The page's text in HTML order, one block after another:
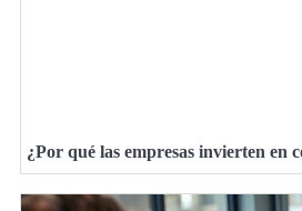
¿Por qué las empresas invierten en